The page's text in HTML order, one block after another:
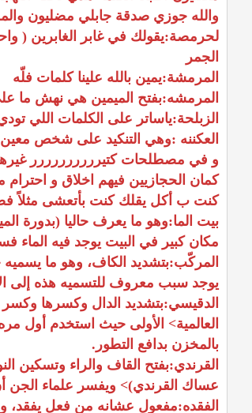
والله جوزي صدقة جابلي مضليون
لحرمصة:يقولك في غابر الغابرين (
الجمر
المرمشة:يمين بالله علينا كلمات فلّه
المرمشه:بفتح الميمين هي نهش
الزبلحة:ياساتر على الكلمات اللي
العكننه :وهي التنكيد على شخص
و في مصطلحات كتيرررررررررر
كمان الحجازيين فيهم اخلاق و
كنت ب أكل يقلك كنت بأتعشى مثلاً
بيت الما:وهو ما يعرف حاليا (بدورة
مكان كبير في البيت يوجد فيه الماء
المركّب:بتشديد الكاف، وهو ما يسميه
يوجد سبب معروف للتسميه هذه إلى
الدقيسي:بتشديد الدال وكسرها وكسر
بالمخزن بدافع التطور.
عساك القرندي)> ويفسر علماء الجن
الفقده:مفعول عشانه من فعل يفقد،